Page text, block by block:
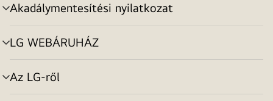
Akadálymentesítési nyilatkozat
menu
toggle
LG WEBÁRUHÁZ
menu
toggle
Az LG-ről
menu
toggle